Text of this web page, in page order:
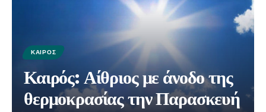
ΚΑΙΡΌΣ
Καιρός: Αίθριος με άνοδο της
θερμοκρασίας την Παρασκευή